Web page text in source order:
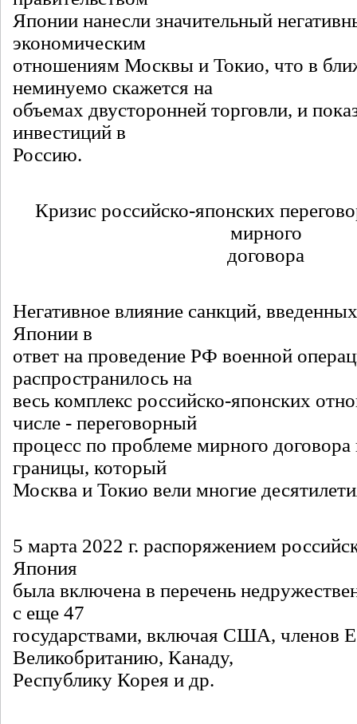
Японии нанесли значительный
экономическим
отношениям Москвы и Токио, что в
неминуемо скажется на
объемах двусторонней торговли, и
инвестиций в
Россию.
Кризис российско-японских
мирного
договора
Негативное влияние санкций,
Японии в
ответ на проведение РФ военной
распространилось на
весь комплекс российско-японских
числе - переговорный
процесс по проблеме мирного
границы, который
Москва и Токио вели многие
5 марта 2022 г. распоряжением
Япония
была включена в перечень
с еще 47
государствами, включая США, членов
Великобританию, Канаду,
Республику Корея и др.